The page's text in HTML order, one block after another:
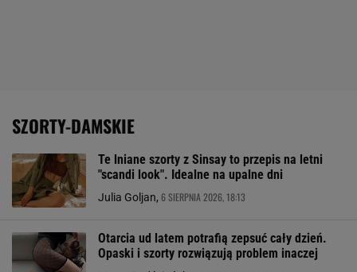
SZORTY-DAMSKIE
Te lniane szorty z Sinsay to przepis na letni
"scandi look". Idealne na upalne dni
Julia Goljan, 6 SIERPNIA 2026, 18:13
Otarcia ud latem potrafią zepsuć cały dzień.
Opaski i szorty rozwiązują problem inaczej